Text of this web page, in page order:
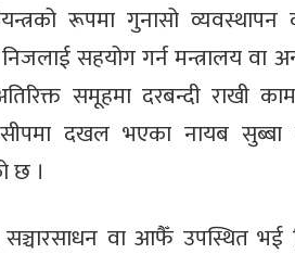
रूपमा गुनासो
सहयोग गर्न मन्त्रालय वा
समूहमा दरबन्दी
दखल भएका नायब सुब्बा
छ ।
सञ्चारसाधन वा आफैँ उपस्थित